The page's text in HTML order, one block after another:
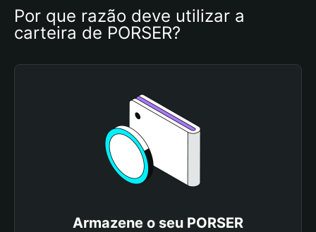
Por que razão deve utilizar a
carteira de PORSER?
Armazene o seu PORSER